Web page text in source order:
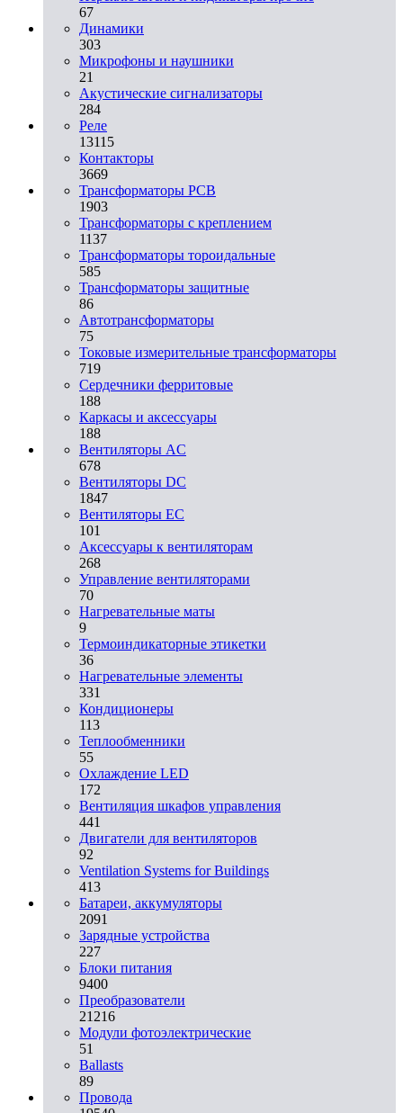
67
Динамики
303
Микрофоны и наушники
21
Акустические сигнализаторы
284
Реле
13115
Контакторы
3669
Трансформаторы PCB
1903
Трансформаторы с креплением
1137
Трансформаторы тороидальные
585
Трансформаторы защитные
86
Автотрансформаторы
75
Токовые измерительные трансформаторы
719
Сердечники ферритовые
188
Каркасы и аксессуары
188
Вентиляторы AC
678
Вентиляторы DC
1847
Вентиляторы EC
101
Аксессуары к вентиляторам
268
Управление вентиляторами
70
Нагревательные маты
9
Термоиндикаторные этикетки
36
Нагревательные элементы
331
Кондиционеры
113
Теплообменники
55
Охлаждение LED
172
Вентиляция шкафов управления
441
Двигатели для вентиляторов
92
Ventilation Systems for Buildings
413
Батареи, аккумуляторы
2091
Зарядные устройства
227
Блоки питания
9400
Преобразователи
21216
Модули фотоэлектрические
51
Ballasts
89
Провода